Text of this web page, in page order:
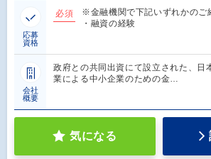
応募
資格
必須
※金融機関で下記いずれかのご
・融資の経験
会社
概要
政府との共同出資にて設立された、日
業による中小企業のための金…
気になる